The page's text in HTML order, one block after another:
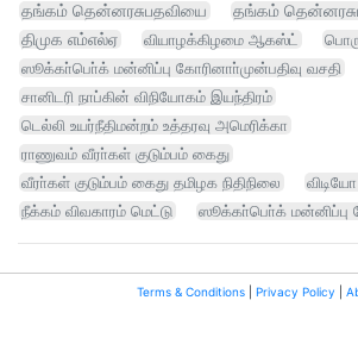
தங்கம் தென்னரசுபதவியை
தங்கம்
திமுக எம்எல்ஏ
வியாழக்கிழமை ஆகஸ்ட்
ஸூக்கா்பொ்க் மன்னிப்பு கோரினாா்முன்பதிவு வசதி
சானிடரி நாப்கின் விநியோகம் இயந்திரம்
டெல்லி உயர்நீதிமன்றம் உத்தரவு அமெரிக்கா
ராணுவம் வீரா்கள் குடும்பம் கைது
வீரா்கள் குடும்பம் கைது தமிழக நிதிநிலை
நீக்கம் விவகாரம் மெட்டு
ஸூக்கா்பொ்க் மன்னிப்பு
Terms & Conditions| Privacy Policy